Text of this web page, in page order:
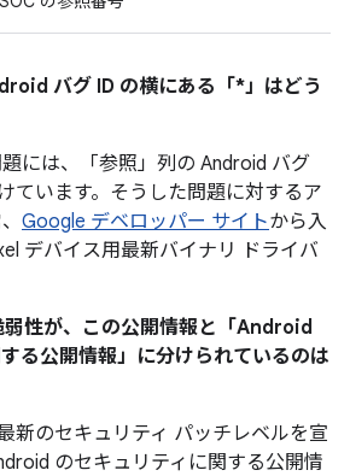
バグ ID の横にある「*」はどう
には、「参照」 列の Android バグ
ています。そうした問題に対するア
Google デベロッパー サイトから入
デバイス用最新バイナリ ドライバ
弱性が、この公開情報と「Android
る公開情報」に分けられているのは
新のセキュリティ パッチレベルを宣
のセキュリティに関する公開情